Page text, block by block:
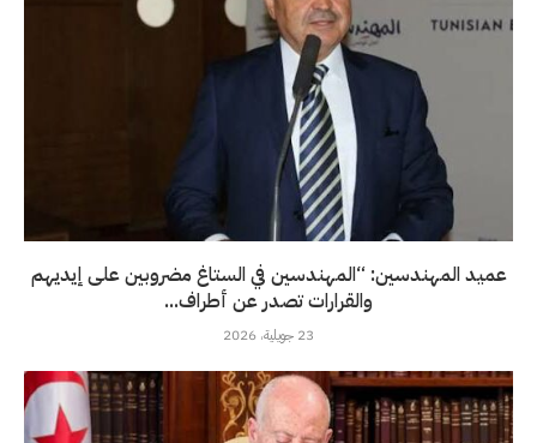
عميد المهندسين: “المهندسين في الستاغ مضروبين على إيديهم
والقرارات تصدر عن أطراف...
23 جويلية، 2026